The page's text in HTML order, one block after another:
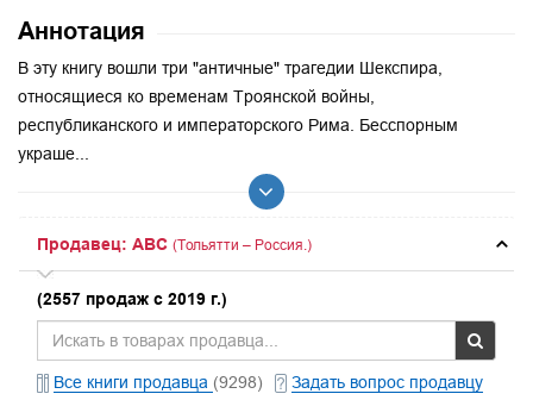
Аннотация
В эту книгу вошли три "античные" трагедии Шекспира,
относящиеся ко временам Троянской войны,
республиканского и императорского Рима. Бесспорным
украше...
Продавец: ABC (Тольятти – Россия.)
(2557 продаж с 2019 г.)
Все книги продавца (9298) Задать вопрос продавцу